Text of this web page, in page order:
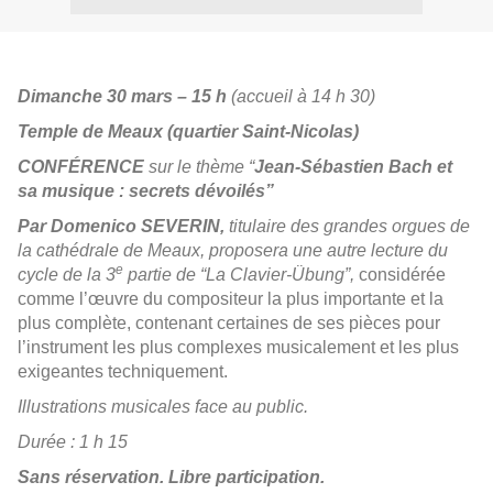
Dimanche 30 mars – 15 h (accueil à 14 h 30)
Temple de Meaux (quartier Saint-Nicolas)
CONFÉRENCE sur le thème “Jean-Sébastien Bach et
sa musique : secrets dévoilés”
Par Domenico SEVERIN, titulaire des grandes orgues de
la cathédrale de Meaux, proposera une autre lecture du
cycle de la 3e partie de “La Clavier-Übung”, considérée
comme l’œuvre du compositeur la plus importante et la
plus complète, contenant certaines de ses pièces pour
l’instrument les plus complexes musicalement et les plus
exigeantes techniquement.
Illustrations musicales face au public.
Durée : 1 h 15
Sans réservation. Libre participation.